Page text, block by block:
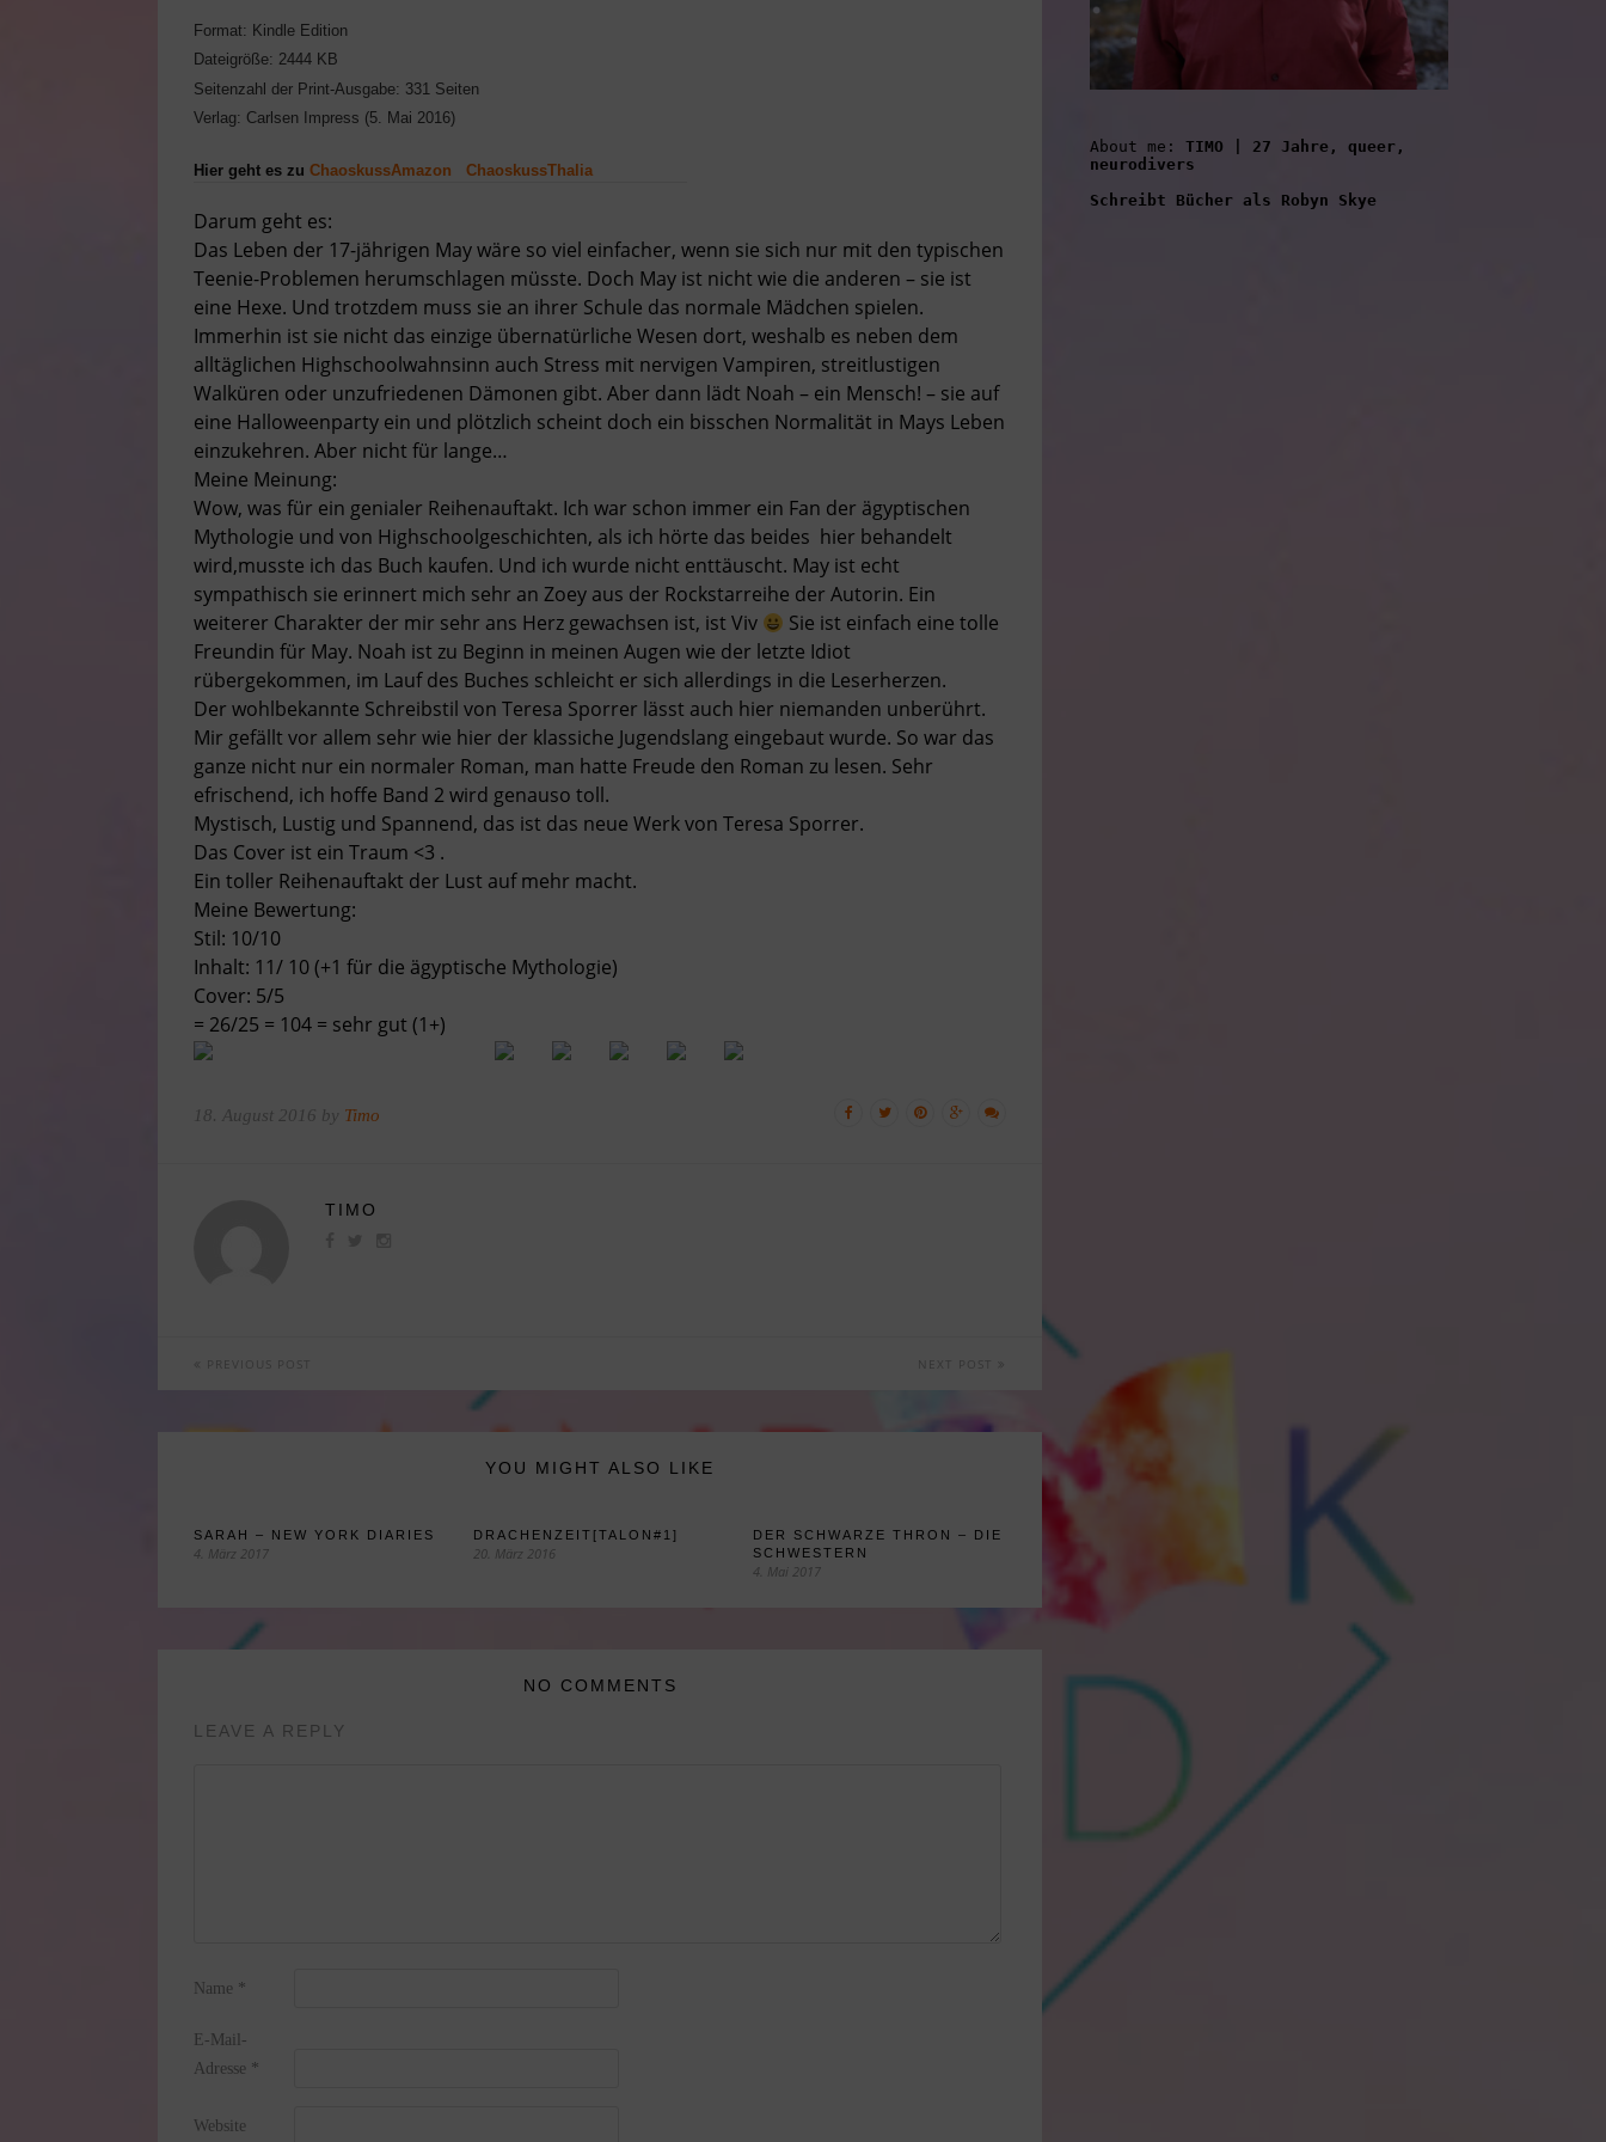
Format: Kindle Edition
Dateigröße: 2444 KB
Seitenzahl der Print-Ausgabe: 331 Seiten
Verlag: Carlsen Impress (5. Mai 2016)
Hier geht es zu ChaoskussAmazon ChaoskussThalia
Darum geht es:
Das Leben der 17-jährigen May wäre so viel einfacher, wenn sie sich nur mit den typischen
Teenie-Problemen herumschlagen müsste. Doch May ist nicht wie die anderen – sie ist
eine Hexe. Und trotzdem muss sie an ihrer Schule das normale Mädchen spielen.
Immerhin ist sie nicht das einzige übernatürliche Wesen dort, weshalb es neben dem
alltäglichen Highschoolwahnsinn auch Stress mit nervigen Vampiren, streitlustigen
Walküren oder unzufriedenen Dämonen gibt. Aber dann lädt Noah – ein Mensch! – sie auf
eine Halloweenparty ein und plötzlich scheint doch ein bisschen Normalität in Mays Leben
einzukehren. Aber nicht für lange…
Meine Meinung:
Wow, was für ein genialer Reihenauftakt. Ich war schon immer ein Fan der ägyptischen
Mythologie und von Highschoolgeschichten, als ich hörte das beides hier behandelt
wird,musste ich das Buch kaufen. Und ich wurde nicht enttäuscht. May ist echt
sympathisch sie erinnert mich sehr an Zoey aus der Rockstarreihe der Autorin. Ein
weiterer Charakter der mir sehr ans Herz gewachsen ist, ist Viv
Sie ist einfach eine tolle
Freundin für May. Noah ist zu Beginn in meinen Augen wie der letzte Idiot
rübergekommen, im Lauf des Buches schleicht er sich allerdings in die Leserherzen.
Der wohlbekannte Schreibstil von Teresa Sporrer lässt auch hier niemanden unberührt.
Mir gefällt vor allem sehr wie hier der klassiche Jugendslang eingebaut wurde. So war das
ganze nicht nur ein normaler Roman, man hatte Freude den Roman zu lesen. Sehr
efrischend, ich hoffe Band 2 wird genauso toll.
Mystisch, Lustig und Spannend, das ist das neue Werk von Teresa Sporrer.
Das Cover ist ein Traum <3 .
Ein toller Reihenauftakt der Lust auf mehr macht.
Meine Bewertung:
Stil: 10/10
Inhalt: 11/ 10 (+1 für die ägyptische Mythologie)
Cover: 5/5
= 26/25 = 104 = sehr gut (1+)
18. August 2016 by Timo
TIMO
PREVIOUS POST NEXT POST
YOU MIGHT ALSO LIKE
SARAH – NEW YORK DIARIES
4. März 2017
DRACHENZEIT[TALON#1]
20. März 2016
DER SCHWARZE THRON – DIE
SCHWESTERN
4. Mai 2017
NO COMMENTS
LEAVE A REPLY
Name *
E-Mail-
Adresse *
Website
About me: TIMO | 27 Jahre, queer,
neurodivers
Schreibt Bücher als Robyn Skye